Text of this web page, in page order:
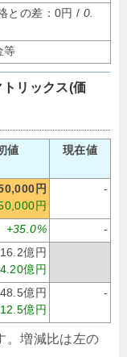
との差：0円 / 0.
等
リックス(価
値 現在値
円
円
-
+35.0%
-
16.2億円
億円
48.5億円
億円
-
。増減比は左の